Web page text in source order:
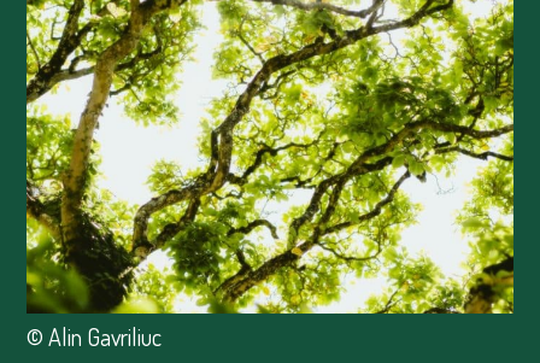
© Alin Gavriliuc